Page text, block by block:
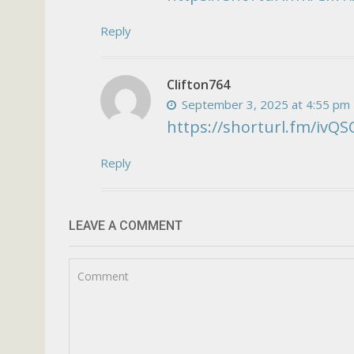
Reply
Clifton764
September 3, 2025 at 4:55 pm
https://shorturl.fm/
Reply
LEAVE A COMMENT